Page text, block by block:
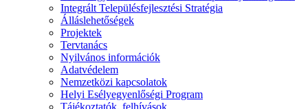
Integrált Településfejlesztési Stratégia
Álláslehetőségek
Projektek
Tervtanács
Nyilvános információk
Adatvédelem
Nemzetközi kapcsolatok
Helyi Esélyegyenlőségi Program